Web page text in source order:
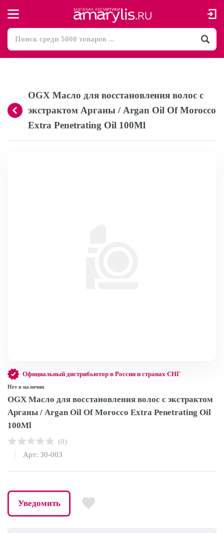
OGX Масло для восстановления волос с
экстрактом Арганы / Argan Oil Of Morocco
Extra Penetrating Oil 100Ml
Официальный дистрибьютор в России и странах СНГ
Нет в наличии
OGX Масло для восстановления волос с экстрактом
Арганы / Argan Oil Of Morocco Extra Penetrating Oil
100Ml
(0)
Арт: 30-003
Уведомить